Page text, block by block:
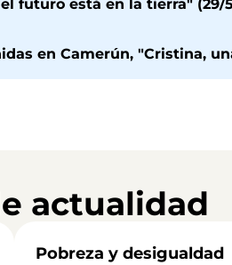
futuro está en la tierra" (29/
en Camerún, "Cristina,
actualidad
Pobreza y desigualdad